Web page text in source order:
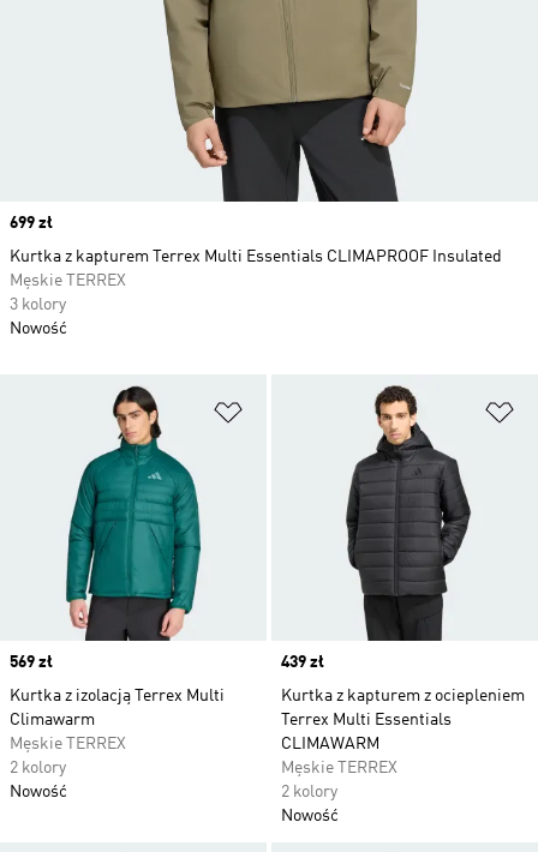
Dodaj do listy życzeń
Price
569 zł
Kurtka z izolacją Terrex Multi
Climawarm
Męskie TERREX
2 kolory
Nowość
Price
439 zł
Kurtka z kapturem z ociepleniem
Terrex Multi Essentials
CLIMAWARM
Męskie TERREX
2 kolory
Nowość
Price
699 zł
Kurtka z kapturem Terrex Multi Essentials CLIMAPROOF Insulated
Męskie TERREX
3 kolory
Nowość